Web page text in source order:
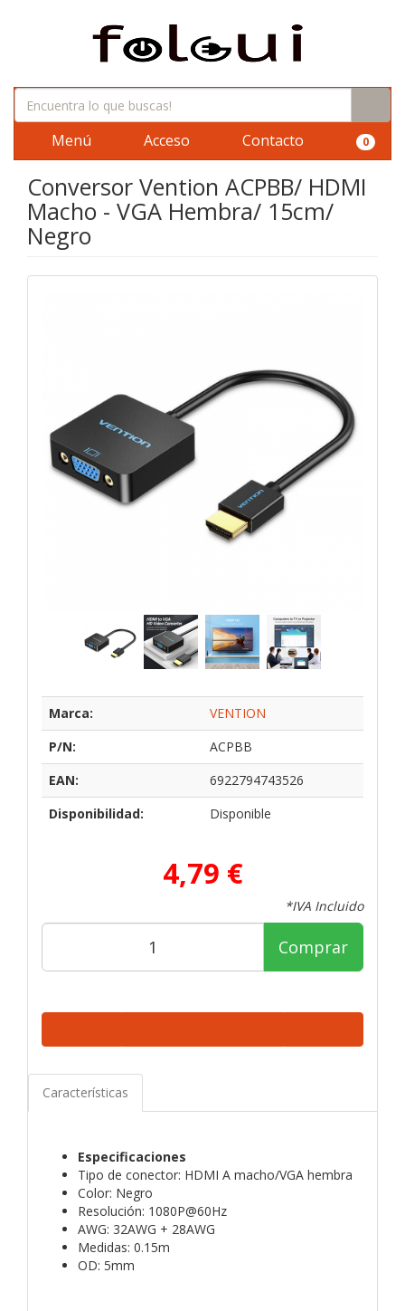
Menú Acceso Contacto 0
Conversor Vention ACPBB/ HDMI
Macho - VGA Hembra/ 15cm/
Negro
Marca:
VENTION
P/N:
ACPBB
EAN:
6922794743526
Disponibilidad:
Disponible
4,79 €
*IVA Incluido
Comprar
Características
Especificaciones
Tipo de conector: HDMI A macho/VGA hembra
Color: Negro
Resolución: 1080P@60Hz
AWG: 32AWG + 28AWG
Medidas: 0.15m
OD: 5mm